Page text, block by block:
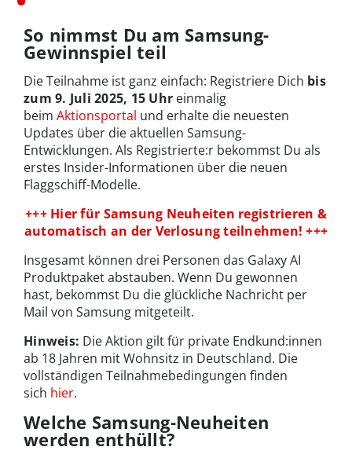
So nimmst Du am Samsung-
Gewinnspiel teil
Die Teilnahme ist ganz einfach: Registriere Dich bis
zum 9. Juli 2025, 15 Uhr einmalig
beim Aktionsportal und erhalte die neuesten
Updates über die aktuellen Samsung-
Entwicklungen. Als Registrierte:r bekommst Du als
erstes Insider-Informationen über die neuen
Flaggschiff-Modelle.
+++ Hier für Samsung Neuheiten registrieren &
automatisch an der Verlosung teilnehmen! +++
Insgesamt können drei Personen das Galaxy AI
Produktpaket abstauben. Wenn Du gewonnen
hast, bekommst Du die glückliche Nachricht per
Mail von Samsung mitgeteilt.
Hinweis: Die Aktion gilt für private Endkund:innen
ab 18 Jahren mit Wohnsitz in Deutschland. Die
vollständigen Teilnahmebedingungen finden
sich hier.
Welche Samsung-Neuheiten
werden enthüllt?